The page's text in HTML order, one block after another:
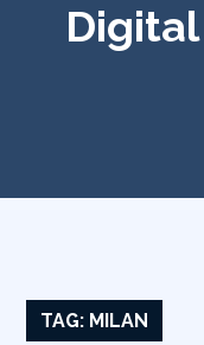
TAG: MILAN